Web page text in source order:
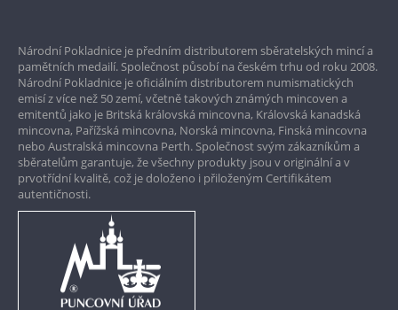
Garance nejvyšší kvality
Pouze originální produkty
Národní Pokladnice je předním distributorem sběratelských mincí a
pamětních medailí. Společnost působí na českém trhu od roku 2008.
Národní Pokladnice je oficiálním distributorem numismatických
emisí z více než 50 zemí, včetně takových známých mincoven a
emitentů jako je Britská královská mincovna, Královská kanadská
mincovna, Pařížská mincovna, Norská mincovna, Finská mincovna
nebo Australská mincovna Perth. Společnost svým zákazníkům a
sběratelům garantuje, že všechny produkty jsou v originální a v
prvotřídní kvalitě, což je doloženo i přiloženým Certifikátem
autentičnosti.